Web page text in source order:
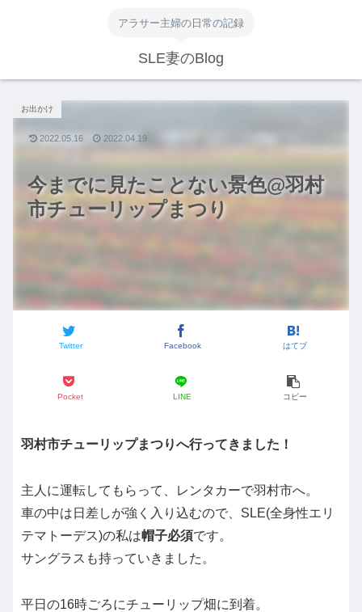
アラサー主婦の日常の記録
SLE妻のBlog
今までに見たことない景色@羽村
市チューリップまつり
お出かけ
Twitter Facebook はてブ
Pocket LINE コピー
2022.05.16 2022.04.19
羽村市チューリップまつりへ行ってきました！
主人に運転してもらって、レンタカーで羽村市へ。
車の中は日差しが強く入り込むので、SLE(全身性エリ
テマトーデス)の私は帽子必須です。
サングラスも持っていきました。
平日の16時ごろにチューリップ畑に到着。